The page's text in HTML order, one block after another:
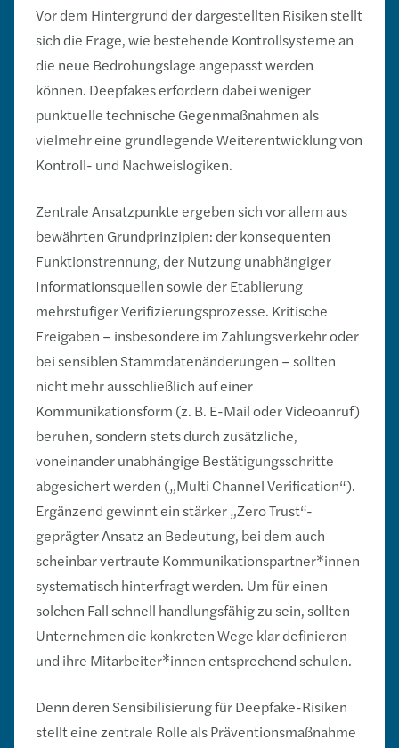
Vor dem Hintergrund der dargestellten Risiken stellt
sich die Frage, wie bestehende Kontrollsysteme an
die neue Bedrohungslage angepasst werden
können. Deepfakes erfordern dabei weniger
punktuelle technische Gegenmaßnahmen als
vielmehr eine grundlegende Weiterentwicklung von
Kontroll- und Nachweislogiken.
Zentrale Ansatzpunkte ergeben sich vor allem aus
bewährten Grundprinzipien: der konsequenten
Funktionstrennung, der Nutzung unabhängiger
Informationsquellen sowie der Etablierung
mehrstufiger Verifizierungsprozesse. Kritische
Freigaben – insbesondere im Zahlungsverkehr oder
bei sensiblen Stammdatenänderungen – sollten
nicht mehr ausschließlich auf einer
Kommunikationsform (z. B. E-Mail oder Videoanruf)
beruhen, sondern stets durch zusätzliche,
voneinander unabhängige Bestätigungsschritte
abgesichert werden („Multi Channel Verification“).
Ergänzend gewinnt ein stärker „Zero Trust“-
geprägter Ansatz an Bedeutung, bei dem auch
scheinbar vertraute Kommunikationspartner*innen
systematisch hinterfragt werden. Um für einen
solchen Fall schnell handlungsfähig zu sein, sollten
Unternehmen die konkreten Wege klar definieren
und ihre Mitarbeiter*innen entsprechend schulen.
Denn deren Sensibilisierung für Deepfake-Risiken
stellt eine zentrale Rolle als Präventionsmaßnahme